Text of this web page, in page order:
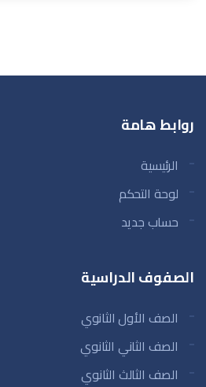
روابط هامة
الرئيسية
لوحة التحكم
حساب جديد
الصفوف الدراسية
الصف الأول الثانوي
الصف الثاني الثانوي
الصف الثالث الثانوي